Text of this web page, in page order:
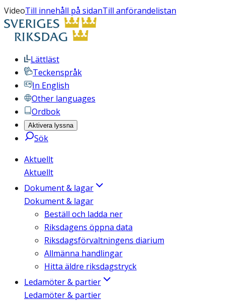
VideoTill innehåll på sidanTill anförandelistan
Lättläst
Teckenspråk
In English
Other languages
Ordbok
Aktivera lyssna
Sök
Aktuellt
Aktuellt
Dokument & lagar
Dokument & lagar
Beställ och ladda ner
Riksdagens öppna data
Riksdagsförvaltningens diarium
Allmänna handlingar
Hitta äldre riksdagstryck
Ledamöter & partier
Ledamöter & partier